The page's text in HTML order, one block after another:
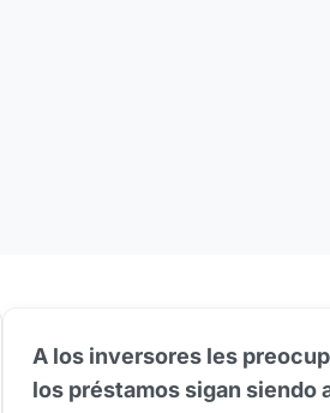
A los inversores les
los préstamos sigan siendo